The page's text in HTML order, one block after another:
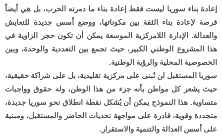
إعادة بناء سوريا ليست فقط إعادة بناء ما دمرته الحرب، بل هي أيضاً
فرصة لإعادة بناء الثقة بين مكوناتها، ووضع أسس جديدة للتعايش
والعدالة. الإدارة اللامركزية الموسعة يمكن أن تكون حجر الزاوية في
هذا المشروع الوطني الكبير، حيث تجمع بين التعددية والوحدة، وبين
الخصوصية المحلية والرؤية الوطنية.
سوريا المستقبل لن تُبنى على مركزية تقليدية، بل على شراكة حقيقية،
حيث يشعر كل مواطن بأنه جزء من هذا الوطن، وله حقوق وواجبات
متساوية. هذا النموذج يمكن أن يُشكل نقطة انطلاق نحو سوريا جديدة،
متجددة وقوية، قادرة على مواجهة تحديات الحاضر والمستقبل، ومبنية
على أسس العدالة والتنمية والاستقرار.